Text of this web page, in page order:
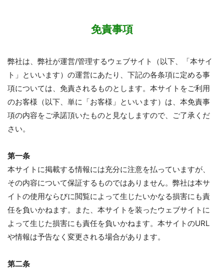
免責事項
弊社は、弊社が運営/管理するウェブサイト（以下、「本サイ
ト」といいます）の運営にあたり、下記の各条項に定める事
項については、免責されるものとします。本サイトをご利用
のお客様（以下、単に「お客様」といいます）は、本免責事
項の内容をご承諾頂いたものと見なしますので、ご了承くだ
さい。
第一条
本サイトに掲載する情報には充分に注意を払っていますが、
その内容について保証するものではありません。弊社は本サ
イトの使用ならびに閲覧によって生じたいかなる損害にも責
任を負いかねます。また、本サイトを装ったウェブサイトに
よって生じた損害にも責任を負いかねます。本サイトのURL
や情報は予告なく変更される場合があります。
第二条